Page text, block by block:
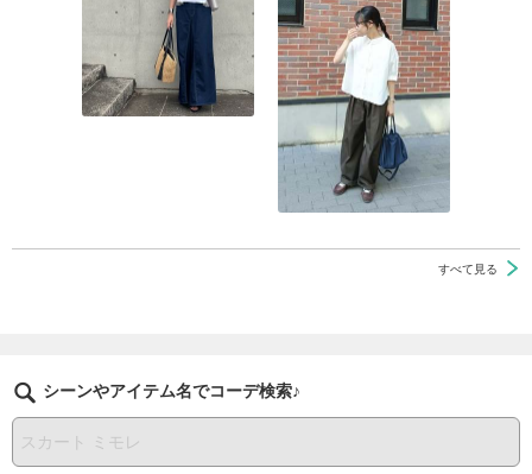
すべて見る
シーンやアイテム名でコーデ検索♪